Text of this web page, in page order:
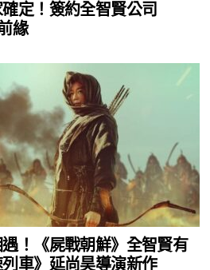
定！簽約全智賢公司
緣
！《屍戰朝鮮》全智賢有
車》延尚昊導演新作